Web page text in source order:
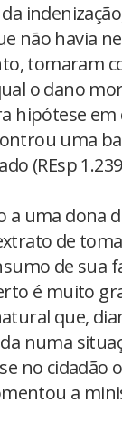
não havia
tomaram
o dano
hipótese em
uma
(REsp
a uma dona
de
de sua
é muito
que,
numa
no cidadão
a